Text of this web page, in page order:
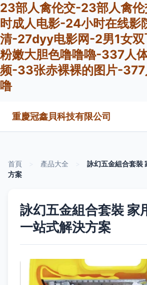
23部人禽伦交-23部人禽
时成人电影-24小时在线影
清-27dyy电影网-2男1女
粉嫩大胆色噜噜嚕-337人
频-33张赤裸裸的图片-377
噜
重慶冠鑫貝科技有限公司
首頁 產品大全
詠幻五金組合套裝
方案
詠幻五金組合套裝 家
一站式解決方案